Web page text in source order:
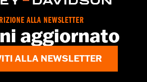
ALLA NEWSLETTER
aggiornato
ALLA NEWSLETTER